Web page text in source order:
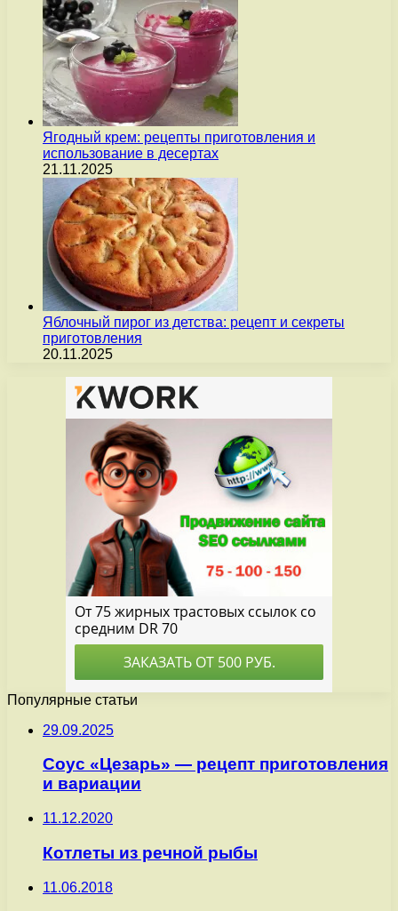
Ягодный крем: рецепты приготовления и
использование в десертах
21.11.2025
Яблочный пирог из детства: рецепт и секреты
приготовления
20.11.2025
Популярные статьи
29.09.2025
Соус «Цезарь» — рецепт приготовления
и вариации
11.12.2020
Котлеты из речной рыбы
11.06.2018